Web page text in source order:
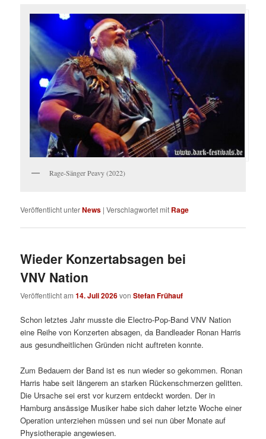
Rage-Sänger Peavy (2022)
Veröffentlicht unterNews |Verschlagwortet mit Rage
Wieder Konzertabsagen bei
VNV Nation
Veröffentlicht am14. Juli 2026vonStefan Frühauf
Schon letztes Jahr musste die Electro-Pop-Band VNV Nation
eine Reihe von Konzerten absagen, da Bandleader Ronan Harris
aus gesundheitlichen Gründen nicht auftreten konnte.
Zum Bedauern der Band ist es nun wieder so gekommen. Ronan
Harris habe seit längerem an starken Rückenschmerzen gelitten.
Die Ursache sei erst vor kurzem entdeckt worden. Der in
Hamburg ansässige Musiker habe sich daher letzte Woche einer
Operation unterziehen müssen und sei nun über Monate auf
Physiotherapie angewiesen.